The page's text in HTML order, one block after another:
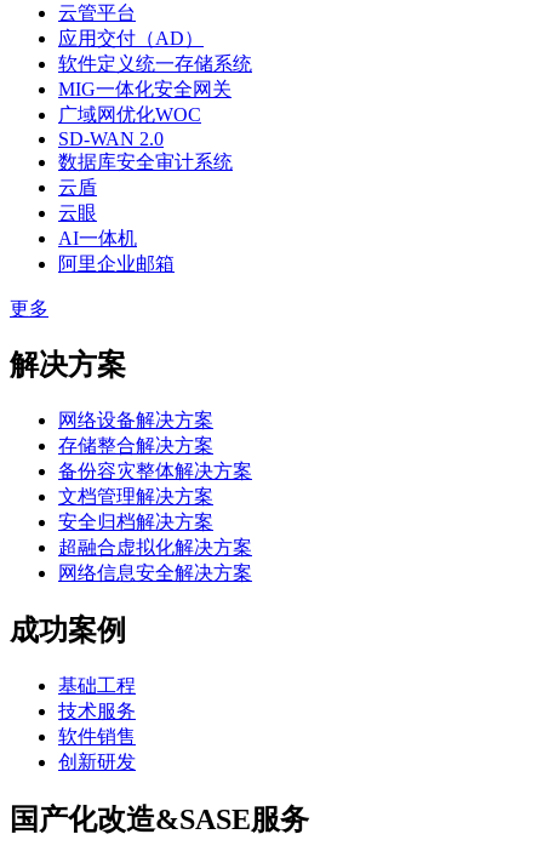
云管平台
应用交付（AD）
软件定义统一存储系统
MIG一体化安全网关
广域网优化WOC
SD-WAN 2.0
数据库安全审计系统
云盾
云眼
AI一体机
阿里企业邮箱
更多
解决方案
网络设备解决方案
存储整合解决方案
备份容灾整体解决方案
文档管理解决方案
安全归档解决方案
超融合虚拟化解决方案
网络信息安全解决方案
成功案例
基础工程
技术服务
软件销售
创新研发
国产化改造&SASE服务